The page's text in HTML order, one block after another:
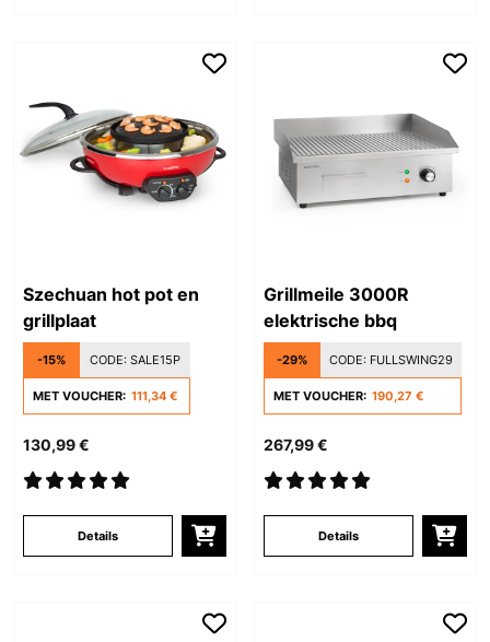
Szechuan hot pot en
grillplaat
-15% CODE: SALE15P
MET VOUCHER: 111,34 €
130,99 €
Details
Grillmeile 3000R
elektrische bbq
-29% CODE: FULLSWING29
MET VOUCHER: 190,27 €
267,99 €
Details